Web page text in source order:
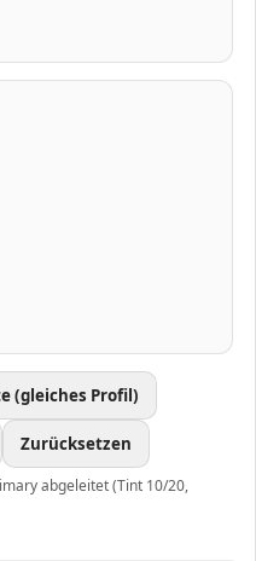
(gleiches Profil)
Zurücksetzen
abgeleitet (Tint 10/20,